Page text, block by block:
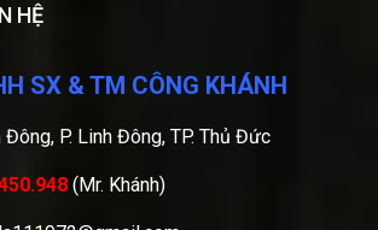
HỆ
SX & TM CÔNG KHÁNH
P. Linh Đông, TP. Thủ Đức
(Mr. Khánh)